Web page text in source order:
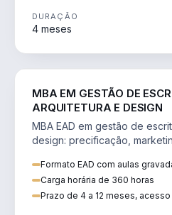
DURAÇÃO
4 meses
MBA EM GESTÃO DE
ARQUITETURA E DESIGN
MBA EAD em gestão de
design: precificação,
Formato EAD com aulas
Carga horária de 360 horas
Prazo de 4 a 12 meses,